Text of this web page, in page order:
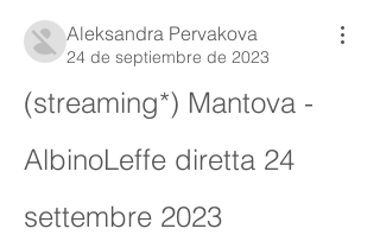
Aleksandra Pervakova
24 de septiembre de 2023
(streaming*) Mantova -
AlbinoLeffe diretta 24
settembre 2023